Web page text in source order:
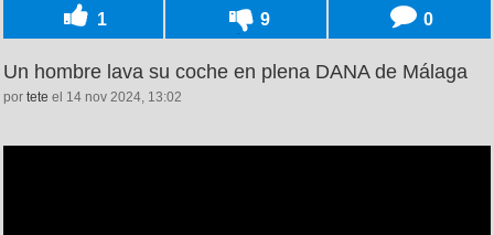
1 9 0
Un hombre lava su coche en plena DANA de Málaga
por tete el 14 nov 2024, 13:02